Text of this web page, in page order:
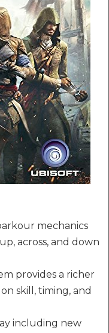
mechanics
across, and down
provides a richer
skill, timing, and
including new